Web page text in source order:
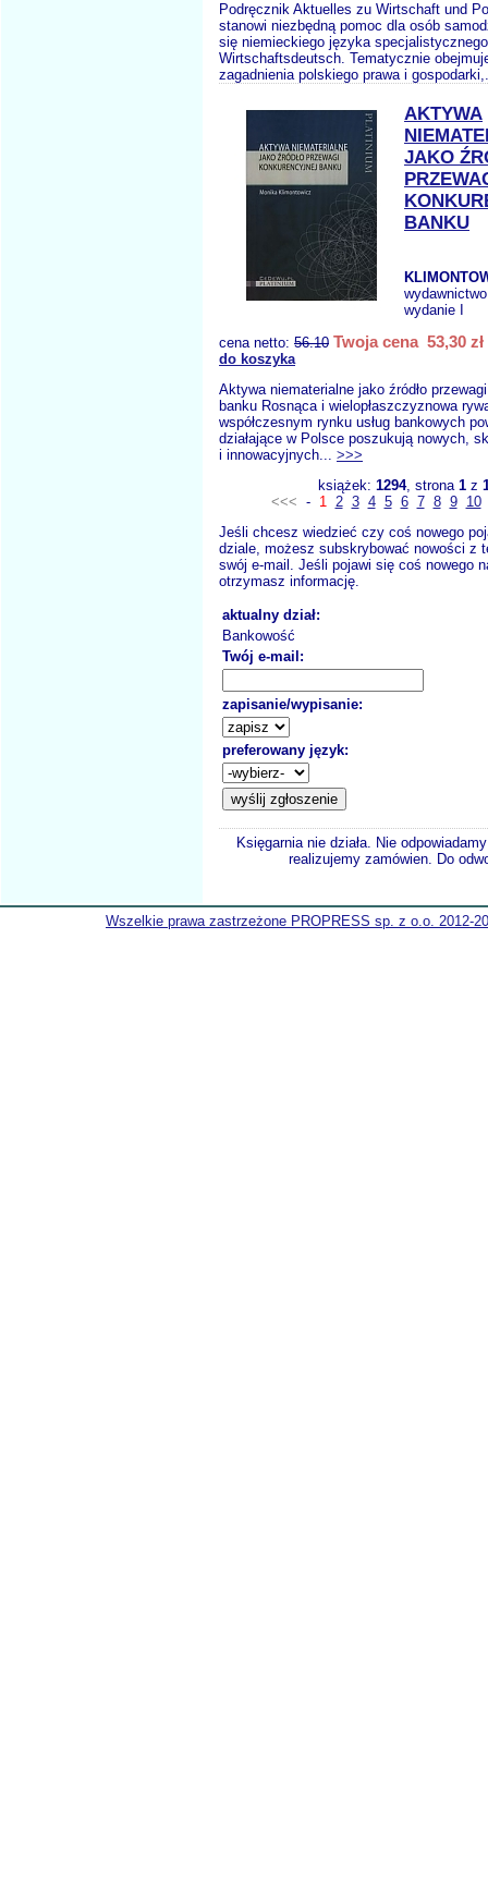
Podręcznik Aktuelles zu Wirtschaft und
stanowi niezbędną pomoc dla osób
się niemieckiego języka specjalistycznego
Wirtschaftsdeutsch. Tematycznie
zagadnienia polskiego prawa i
AKTYWA
JAKO
BANKU
wydanie I
cena netto: 56.10 Twoja cena 53,30 zł
do koszyka
Aktywa niematerialne jako źródło
banku Rosnąca i wielopłaszczyznowa
współczesnym rynku usług bankowych
działające w Polsce poszukują nowych,
i innowacyjnych... >>>
książek: 1294, strona 1z
<<< - 1 2 3 4 5 6 7 8 9
10
Jeśli chcesz wiedzieć czy coś nowego
dziale, możesz subskrybować nowości z
swój e-mail. Jeśli pojawi się coś nowego
otrzymasz informację.
aktualny dział:
Bankowość
Twój e-mail:
zapisanie/wypisanie:
preferowany język:
Księgarnia nie działa. Nie
realizujemy zamówien. Do
Wszelkie prawa zastrzeżone PROPRESS sp. z o.o. 2012-